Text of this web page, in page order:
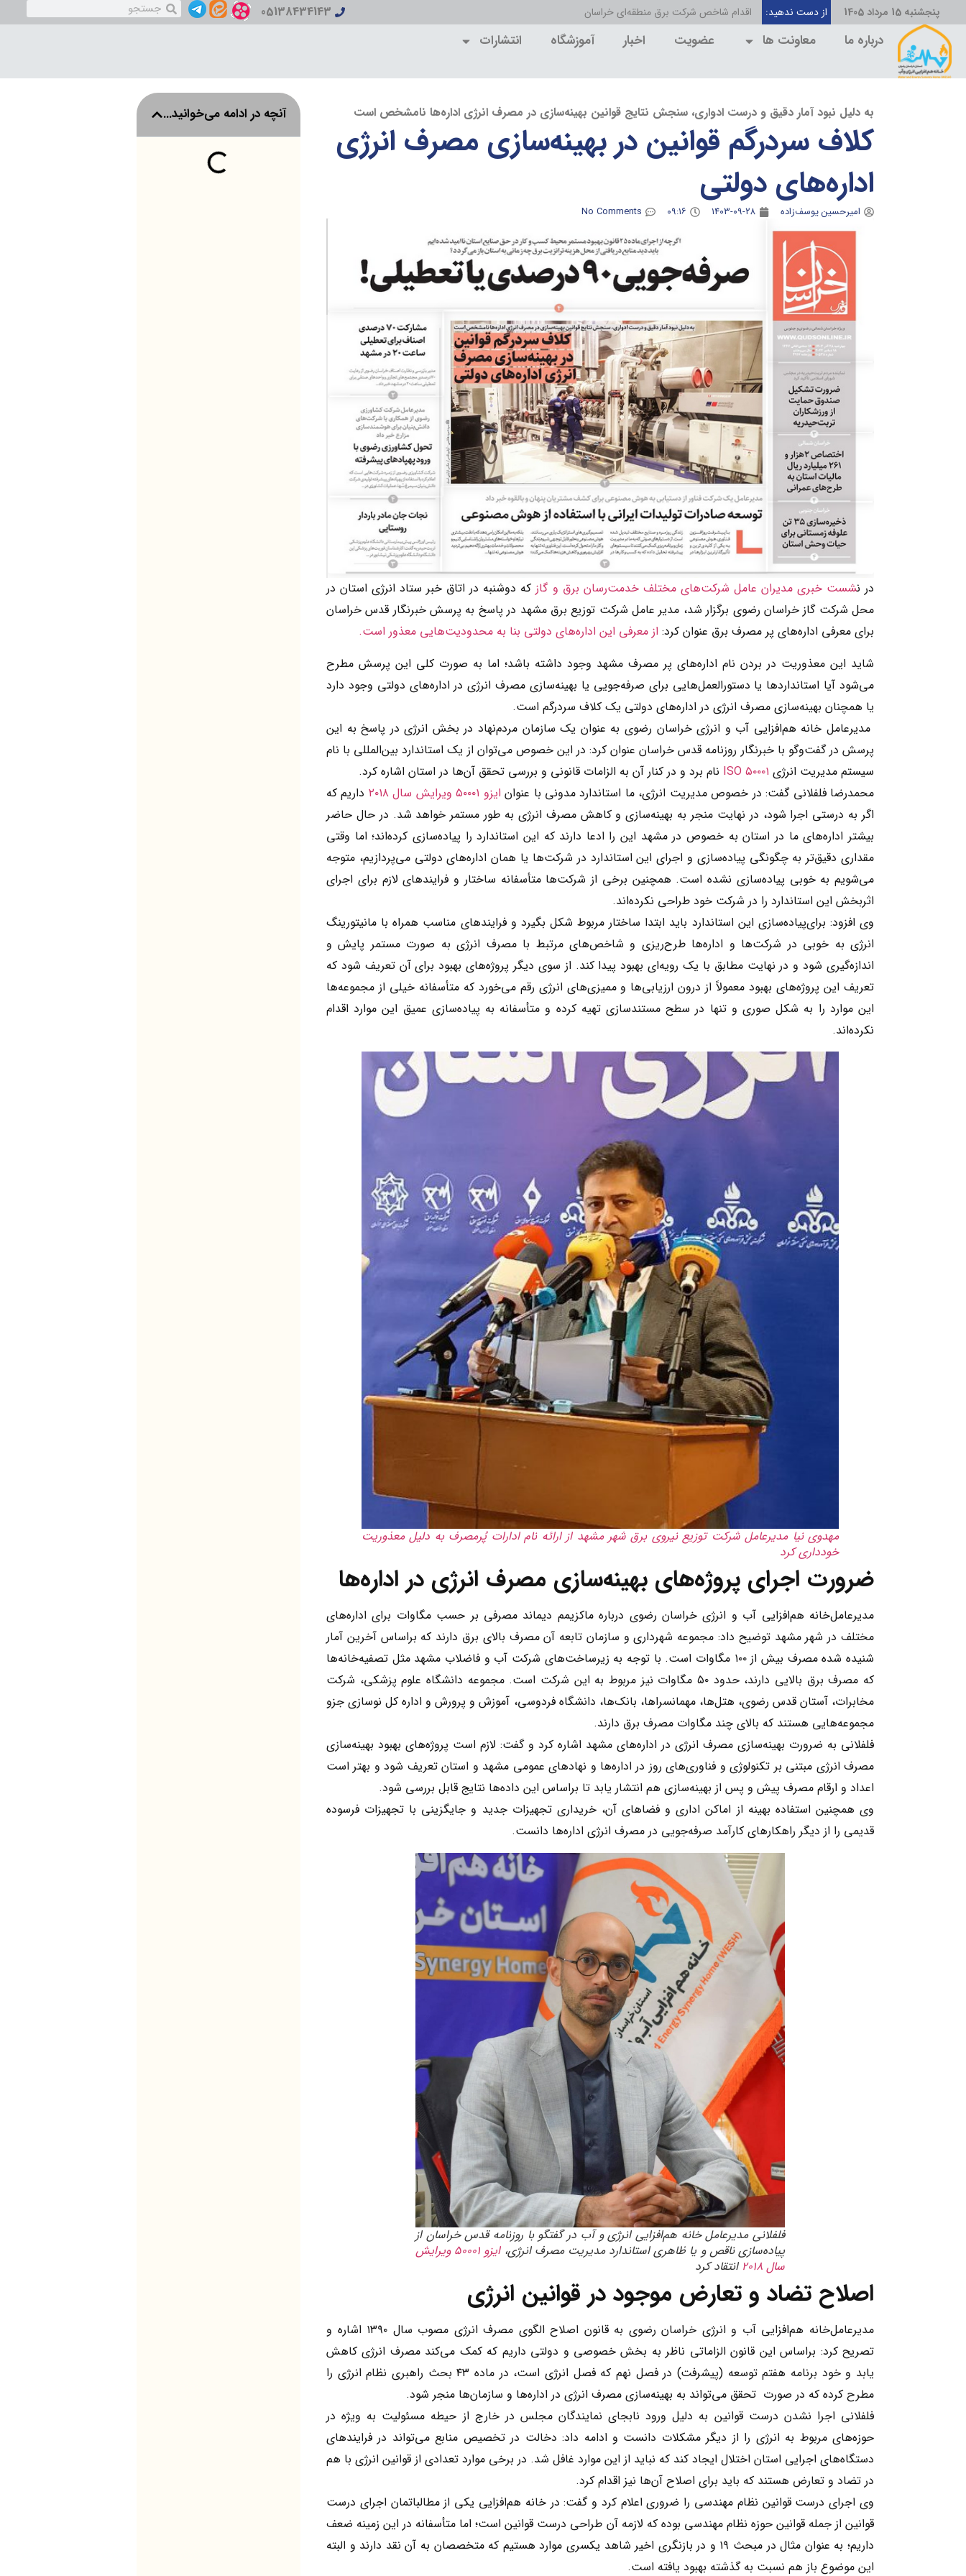
پنجشنبه 15 مرداد 1405 از دست ندهید: رود «چهل بازه» مشهد متعلق به عموم مردم است
05138434143
درباره ما معاونت ها عضویت اخبار آموزشگاه انتشارات
به دلیل نبود آمار دقیق و درست ادواری، سنجش نتایج قوانین بهینه‌سازی در مصرف انرژی اداره‌ها نامشخص است
کلاف سردرگم قوانین در بهینه‌سازی مصرف انرژی
اداره‌های دولتی
امیرحسین یوسف‌زاده ۱۴۰۳-۰۹-۲۸ ۰۹:۱۶ No Comments
در نشست خبری مدیران عامل شرکت‌های مختلف خدمت‌رسان برق و گازکه دوشنبه در اتاق خبر ستاد انرژی استان در
محل شرکت گاز خراسان رضوی برگزار شد، مدیر عامل شرکت توزیع برق مشهد در پاسخ به پرسش خبرنگار قدس خراسان
برای معرفی اداره‌های پر مصرف برق عنوان کرد: از معرفی این اداره‌های دولتی بنا به محدودیت‌هایی معذور است.
شاید این معذوریت در بردن نام اداره‌های پر مصرف مشهد وجود داشته باشد؛ اما به صورت کلی این پرسش مطرح
می‌شود آیا استانداردها یا دستورالعمل‌هایی برای صرفه‌جویی یا بهینه‌سازی مصرف انرژی در اداره‌های دولتی وجود دارد
یا همچنان بهینه‌سازی مصرف انرژی در اداره‌های دولتی یک کلاف سردرگم است.
مدیرعامل خانه هم‌افزایی آب و انرژی خراسان رضوی به عنوان یک سازمان مردم‌نهاد در بخش انرژی در پاسخ به این
پرسش در گفت‌وگو با خبرنگار روزنامه قدس خراسان عنوان کرد: در این خصوص می‌توان از یک استاندارد بین‌المللی با نام
سیستم مدیریت انرژی
نام برد و در کنار آن به الزامات قانونی و بررسی تحقق آن‌ها در استان اشاره کرد.
محمدرضا فلفلانی گفت: در خصوص مدیریت انرژی، ما استاندارد مدونی با عنوانایزو ۵۰۰۰۱ ویرایش سال ۲۰۱۸
داریم که
اگر به درستی اجرا شود، در نهایت منجر به بهینه‌سازی و کاهش مصرف انرژی به طور مستمر خواهد شد. در حال حاضر
بیشتر اداره‌های ما در استان به خصوص در مشهد این را ادعا دارند که این استاندارد را پیاده‌سازی کرده‌اند؛ اما وقتی
مقداری دقیق‌تر به چگونگی پیاده‌سازی و اجرای این استاندارد در شرکت‌ها یا همان اداره‌های دولتی می‌پردازیم، متوجه
می‌شویم به خوبی پیاده‌سازی نشده است. همچنین برخی از شرکت‌ها متأسفانه ساختار و فرایندهای لازم برای اجرای
اثربخش این استاندارد را در شرکت خود طراحی نکرده‌اند.
وی افزود: برای‌پیاده‌سازی این استاندارد باید ابتدا ساختار مربوط شکل بگیرد و فرایندهای مناسب همراه با مانیتورینگ
انرژی به خوبی در شرکت‌ها و اداره‌ها طرح‌ریزی و شاخص‌های مرتبط با مصرف انرژی به صورت مستمر پایش و
اندازه‌گیری شود و در نهایت مطابق با یک رویه‌ای بهبود پیدا کند. از سوی دیگر پروژه‌های بهبود برای آن تعریف شود که
تعریف این پروژه‌های بهبود معمولاً از درون ارزیابی‌ها و ممیزی‌های انرژی رقم می‌خورد که متأسفانه خیلی از مجموعه‌ها
این موارد را به شکل صوری و تنها در سطح مستندسازی تهیه کرده و متأسفانه به پیاده‌سازی عمیق این موارد اقدام
نکرده‌اند.
مهدوی نیا مدیرعامل شرکت توزیع نیروی برق شهر مشهد از ارائه نام ادارات پُرمصرف به دلیل معذوریت
خودداری کرد
ضرورت اجرای پروژه‌های بهینه‌سازی مصرف انرژی در اداره‌ها
مدیرعامل‌خانه هم‌افزایی آب و انرژی خراسان رضوی درباره ماکزیمم دیماند مصرفی بر حسب مگاوات برای اداره‌های
مختلف در شهر مشهد توضیح داد: مجموعه شهرداری و سازمان تابعه آن مصرف بالای برق دارند که براساس آخرین آمار
شنیده شده مصرف بیش از ۱۰۰ مگاوات است. با توجه به زیرساخت‌های شرکت آب و فاضلاب مشهد مثل تصفیه‌خانه‌ها
که مصرف برق بالایی دارند، حدود ۵۰ مگاوات نیز مربوط به این شرکت است. مجموعه دانشگاه علوم پزشکی، شرکت
مخابرات، آستان قدس رضوی، هتل‌ها، مهمانسراها، بانک‌ها، دانشگاه فردوسی، آموزش و پرورش و اداره کل نوسازی جزو
مجموعه‌هایی هستند که بالای چند مگاوات مصرف برق دارند.
فلفلانی به ضرورت بهینه‌سازی مصرف انرژی در اداره‌های مشهد اشاره کرد و گفت: لازم است پروژه‌های بهبود بهینه‌سازی
مصرف انرژی مبتنی بر تکنولوژی و فناوری‌های روز در اداره‌ها و نهادهای عمومی مشهد و استان تعریف شود و بهتر است
اعداد و ارقام مصرف پیش و پس از بهینه‌سازی هم انتشار یابد تا براساس این داده‌ها نتایج قابل بررسی شود.
وی همچنین استفاده بهینه از اماکن اداری و فضاهای آن، خریداری تجهیزات جدید و جایگزینی با تجهیزات فرسوده
قدیمی را از دیگر راهکارهای کارآمد صرفه‌جویی در مصرف انرژی اداره‌ها دانست.
فلفلانی مدیرعامل خانه هم‌افزایی انرژی و آب در گفتگو با روزنامه قدس خراسان از
پیاده‌سازی ناقص و یا ظاهری استاندارد مدیریت مصرف انرژی،
ایزو ۵۰۰۰۱ ویرایش
سال ۲۰۱۸
انتقاد کرد
اصلاح تضاد و تعارض موجود در قوانین انرژی
مدیرعامل‌خانه هم‌افزایی آب و انرژی خراسان رضوی به قانون اصلاح الگوی مصرف انرژی مصوب سال ۱۳۹۰ اشاره و
تصریح کرد: براساس این قانون الزاماتی ناظر به بخش خصوصی و دولتی داریم که کمک می‌کند مصرف انرژی کاهش
یابد و خود برنامه هفتم توسعه (پیشرفت) در فصل نهم که فصل انرژی است، در ماده ۴۳ بحث راهبری نظام انرژی را
مطرح کرده که در صورت تحقق می‌تواند به بهینه‌سازی مصرف انرژی در اداره‌ها و سازمان‌ها منجر شود.
فلفلانی اجرا نشدن درست قوانین به دلیل ورود نابجای نمایندگان مجلس در خارج از حیطه مسئولیت به ویژه در
حوزه‌های مربوط به انرژی را از دیگر مشکلات دانست و ادامه داد: دخالت در تخصیص منابع می‌تواند در فرایندهای
دستگاه‌های اجرایی استان اختلال ایجاد کند که نباید از این موارد غافل شد. در برخی موارد تعدادی از قوانین انرژی با هم
در تضاد و تعارض هستند که باید برای اصلاح آن‌ها نیز اقدام کرد.
وی اجرای درست قوانین نظام مهندسی را ضروری اعلام کرد و گفت: در خانه هم‌افزایی یکی از مطالباتمان اجرای درست
قوانین از جمله قوانین حوزه نظام مهندسی بوده که لازمه آن طراحی درست قوانین است؛ اما متأسفانه در این زمینه ضعف
داریم؛ به عنوان مثال در مبحث ۱۹ و در بازنگری اخیر شاهد یکسری موارد هستیم که متخصصان به آن نقد دارند و البته
این موضوع باز هم نسبت به گذشته بهبود یافته است.
آنچه در ادامه می‌خوانید...